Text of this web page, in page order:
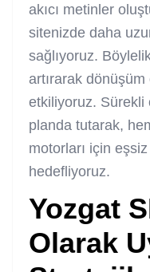
akıcı metinler
sitenizde daha
sağlıyoruz.
artırarak dönüşüm
etkiliyoruz. Sürekli
planda tutarak,
motorları için
hedefliyoruz.
Yozgat
Olarak